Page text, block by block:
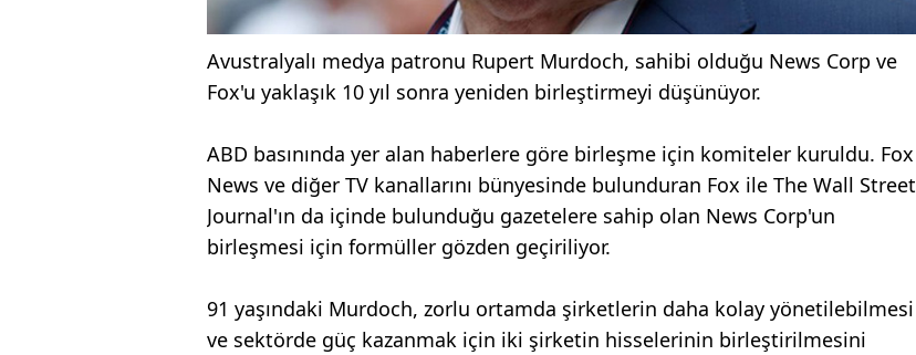
Avustralyalı medya patronu Rupert Murdoch, sahibi olduğu News Corp ve
Fox'u yaklaşık 10 yıl sonra yeniden birleştirmeyi düşünüyor.
ABD basınında yer alan haberlere göre birleşme için komiteler kuruldu. Fox
News ve diğer TV kanallarını bünyesinde bulunduran Fox ile The Wall Street
Journal'ın da içinde bulunduğu gazetelere sahip olan News Corp'un
birleşmesi için formüller gözden geçiriliyor.
91 yaşındaki Murdoch, zorlu ortamda şirketlerin daha kolay yönetilebilmesi
ve sektörde güç kazanmak için iki şirketin hisselerinin birleştirilmesini